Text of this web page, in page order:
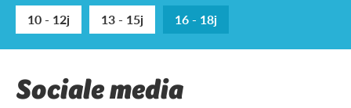
10 - 12j
13 - 15j 16 - 18j
Sociale media